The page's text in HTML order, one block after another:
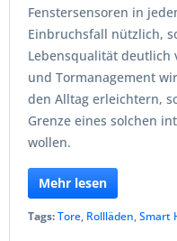
Fenstersensoren in
Einbruchsfall nützlich,
Lebensqualität deutlich
und Tormanagement
den Alltag erleichtern,
Grenze eines solchen
wollen.
Mehr lesen
Tags:Tore, Rollläden,Smart